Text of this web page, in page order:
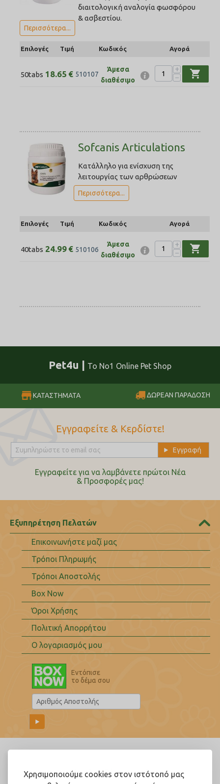
Χρησιμοποιούμε cookies στον ιστότοπό μας
διαιτολογική αναλογία φωσφόρου
& ασβεστίου.
Περισσότερα...
Επιλογές Τιμή Κωδικός Αγορά
50tabs 18.65 € 510107
Άμεσα
διαθέσιμο
+
−
shopping_cart
Sofcanis Articulations
Κατάλληλο για ενίσχυση της
λειτουργίας των αρθρώσεων
Περισσότερα...
Επιλογές Τιμή Κωδικός Αγορά
40tabs 24.99 € 510106
Άμεσα
διαθέσιμο
+
−
shopping_cart
Pet4u | Το No1 Online Pet Shop
ΚΑΤΑΣΤΗΜΑΤΑ ΔΩΡΕΑΝ ΠΑΡΑΔΟΣΗ
Εγγραφείτε & Κερδίστε!
Εγγραφείτε για να λαμβάνετε πρώτοι Nέα
& Προσφορές μας!
Εξυπηρέτηση Πελατών
Επικοινωνήστε μαζί μας
Τρόποι Πληρωμής
Τρόποι Αποστολής
Box Now
Όροι Χρήσης
Πολιτική Απορρήτου
Ο λογαριασμός μου
Εντόπισε
το δέμα σου
Ακολουθήστε μας!